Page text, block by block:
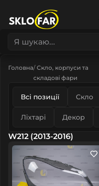
Головна Скло, корпуси та
складові фари
Всі позиції Скло
Ліхтарі Декор
W212 (2013-2016)